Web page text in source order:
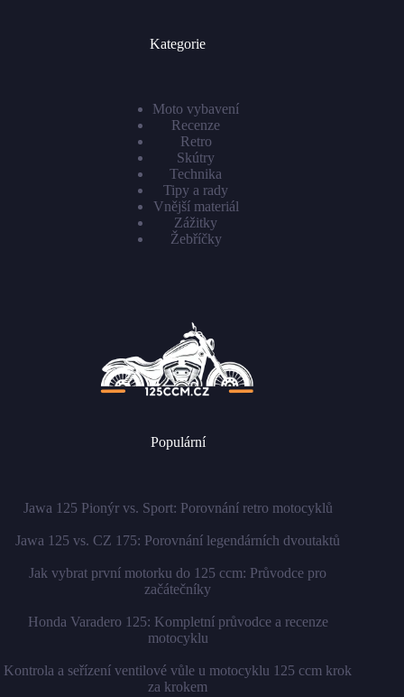
Kategorie
Moto vybavení
Recenze
Retro
Skútry
Technika
Tipy a rady
Vnější materiál
Zážitky
Žebříčky
Populární
Jawa 125 Pionýr vs. Sport: Porovnání retro motocyklů
Jawa 125 vs. CZ 175: Porovnání legendárních dvoutaktů
Jak vybrat první motorku do 125 ccm: Průvodce pro
začátečníky
Honda Varadero 125: Kompletní průvodce a recenze
motocyklu
Kontrola a seřízení ventilové vůle u motocyklu 125 ccm krok
za krokem